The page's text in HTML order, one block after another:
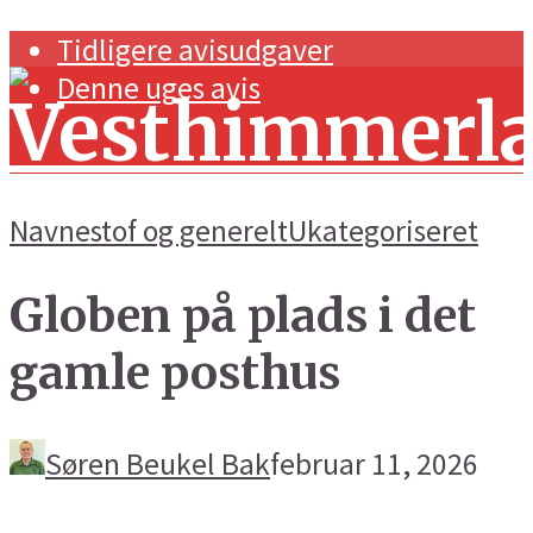
Tidligere avisudgaver
Denne uges avis
Forside
Navnestof og generelt
Kunst og kultur
Navnestof og genereltUkategoriseret
Globen på plads i det
gamle posthus
Søren Beukel Bakfebruar 11, 2026